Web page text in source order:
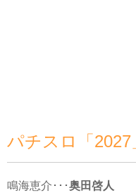
パチスロ「2027
鳴海恵介･･･奥田啓人